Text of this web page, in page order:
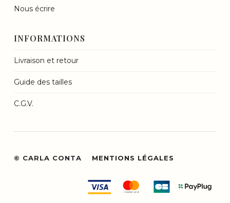
Nous écrire
INFORMATIONS
Livraison et retour
Guide des tailles
C.G.V.
© CARLA CONTA MENTIONS LÉGALES